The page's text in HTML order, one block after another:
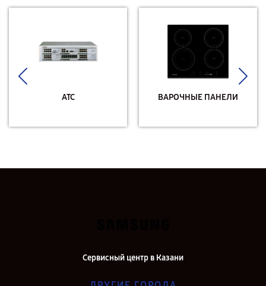
АТС ВАРОЧНЫЕ ПАНЕЛИ
Сервисный центр в Казани